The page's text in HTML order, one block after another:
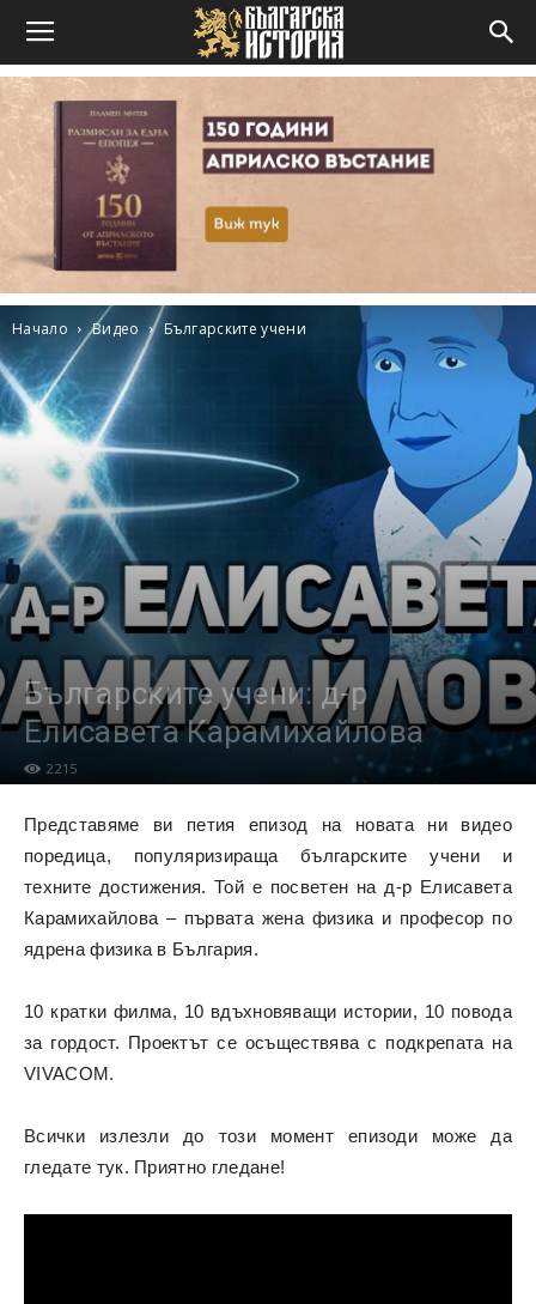
Начало Видео Българските учени
Българските учени: д-р
Елисавета Карамихайлова
2215
Представяме ви петия епизод на новата ни видео
поредица, популяризираща българските учени и
техните достижения. Той е посветен на д-р Елисавета
Карамихайлова – първата жена физика и професор по
ядрена физика в България.
10 кратки филма, 10 вдъхновяващи истории, 10 повода
за гордост. Проектът се осъществява с подкрепата на
VIVACOM.
Всички излезли до този момент епизоди може да
гледате тук. Приятно гледане!